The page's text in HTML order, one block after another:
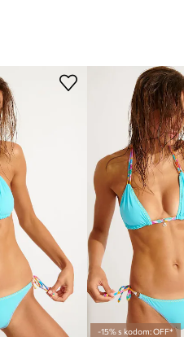
-15% s kodom: OFF*